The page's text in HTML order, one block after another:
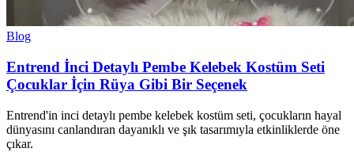
Blog
Entrend İnci Detaylı Pembe Kelebek Kostüm Seti
Çocuklar İçin Rüya Gibi Bir Seçenek
Entrend'in inci detaylı pembe kelebek kostüm seti, çocukların hayal
dünyasını canlandıran dayanıklı ve şık tasarımıyla etkinliklerde öne
çıkar.